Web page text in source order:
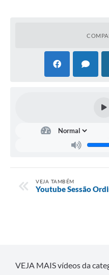
VEJA TAMBÉM
Youtube Sessão
VEJA MAIS vídeos da